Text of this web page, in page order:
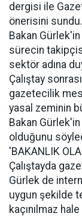
dergisi ile
önerisini sundu.
Bakan
sürecin
sektör adına
Çalıştay
gazetecilik
yasal zeminin
Bakan
olduğunu
'BAKANLIK
Çalıştayda
Gürlek de
uygun şekilde
kaçınılmaz